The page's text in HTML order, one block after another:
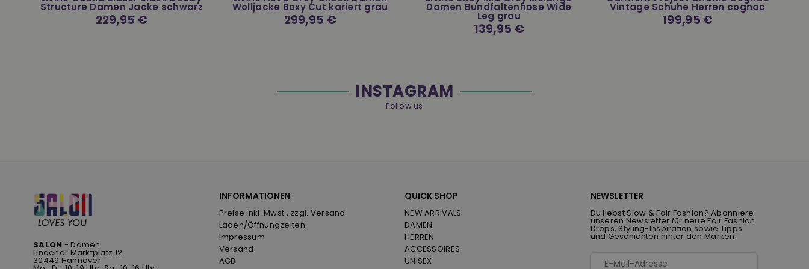
Structure Damen Jacke schwarz
Normaler
Preis
229,95 €
Wolljacke Boxy Cut kariert grau
Normaler
Preis
299,95 €
Damen Bundfaltenhose Wide
Leg grau
Normaler
Preis
139,95 €
Vintage Schuhe Herren cognac
Normaler
Preis
199,95 €
INSTAGRAM
Follow us
SALON - Damen
Lindener Marktplatz 12
30449 Hannover
INFORMATIONEN
Preise inkl. Mwst., zzgl. Versand
Laden/Öffnungzeiten
Impressum
Versand
AGB
QUICK SHOP
NEW ARRIVALS
DAMEN
HERREN
ACCESSOIRES
UNISEX
NEWSLETTER
Du liebst Slow & Fair Fashion? Abonniere
unseren Newsletter für neue Fair Fashion
Drops, Styling-Inspiration sowie Tipps
und Geschichten hinter den Marken.